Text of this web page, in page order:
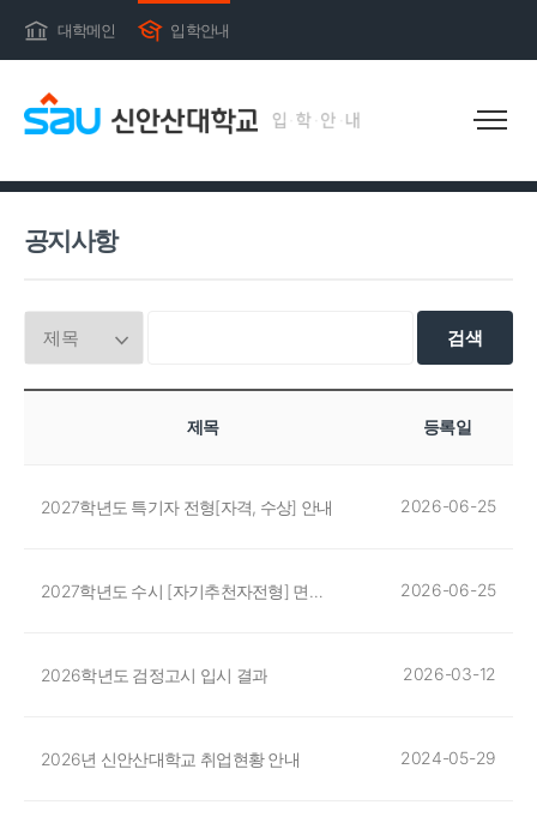
대학메인 입학안내
공지사항
검색
제목 등록일
2027학년도 특기자 전형[자격, 수상] 안내 2026-06-25
2027학년도 수시 [자기추천자전형] 면접문항 안내 2026-06-25
2026학년도 검정고시 입시 결과 2026-03-12
2026년 신안산대학교 취업현황 안내 2024-05-29